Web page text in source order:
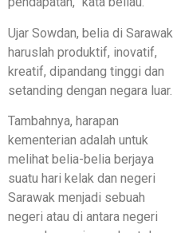
Ujar Sowdan, belia di Sarawak
haruslah produktif, inovatif,
kreatif, dipandang tinggi dan
setanding dengan negara luar.
Tambahnya, harapan
kementerian adalah untuk
melihat belia-belia berjaya
suatu hari kelak dan negeri
Sarawak menjadi sebuah
negeri atau di antara negeri